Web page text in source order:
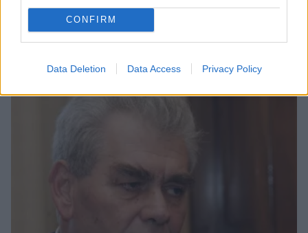
CONFIRM
Data Deletion Data Access Privacy Policy
Βενιζέλος: Αντιφάσεις Παπαγγελόπουλου για την υπόθεση
09.03.2016, 16:23